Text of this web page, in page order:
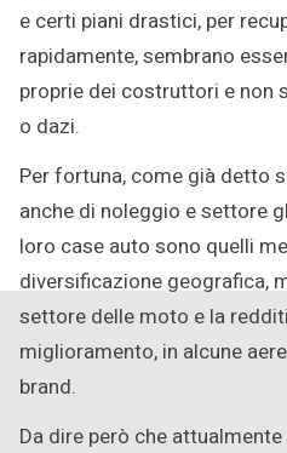
e certi piani drastici, per
rapidamente, sembrano
proprie dei costruttori e non
o dazi.
Per fortuna, come già detto
anche di noleggio e settore
loro case auto sono quelli
diversificazione geografica,
settore delle moto e la
miglioramento, in alcune
brand.
Da dire però che